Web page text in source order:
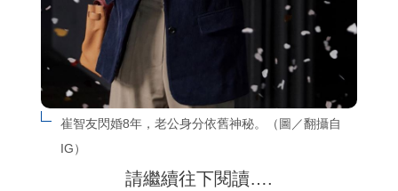
崔智友閃婚8年，老公身分依舊神秘。（圖／翻攝自
IG）
請繼續往下閱讀….